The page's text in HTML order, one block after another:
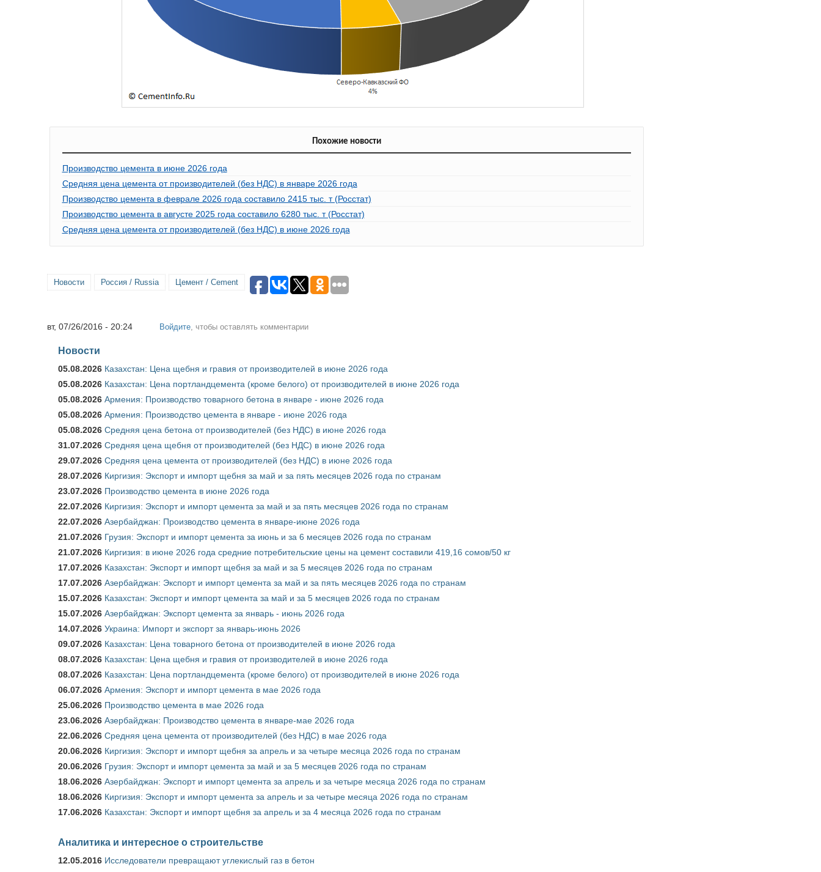
Похожие новости
Производство цемента в июне 2026 года
Средняя цена цемента от производителей (без НДС) в январе 2026 года
Производство цемента в феврале 2026 года составило 2415 тыс. т (Росстат)
Производство цемента в августе 2025 года составило 6280 тыс. т (Росстат)
Средняя цена цемента от производителей (без НДС) в июне 2026 года
Новости Россия / Russia Цемент / Cement
вт, 07/26/2016 - 20:24 Войдите , чтобы оставлять комментарии
Новости
05.08.2026 Казахстан: Цена щебня и гравия от производителей в июне 2026 года
05.08.2026 Казахстан: Цена портландцемента (кроме белого) от производителей в июне 2026 года
05.08.2026 Армения: Производство товарного бетона в январе - июне 2026 года
05.08.2026 Армения: Производство цемента в январе - июне 2026 года
05.08.2026 Средняя цена бетона от производителей (без НДС) в июне 2026 года
31.07.2026 Средняя цена щебня от производителей (без НДС) в июне 2026 года
29.07.2026 Средняя цена цемента от производителей (без НДС) в июне 2026 года
28.07.2026 Киргизия: Экспорт и импорт щебня за май и за пять месяцев 2026 года по странам
23.07.2026 Производство цемента в июне 2026 года
22.07.2026 Киргизия: Экспорт и импорт цемента за май и за пять месяцев 2026 года по странам
22.07.2026 Азербайджан: Производство цемента в январе-июне 2026 года
21.07.2026 Грузия: Экспорт и импорт цемента за июнь и за 6 месяцев 2026 года по странам
21.07.2026 Киргизия: в июне 2026 года средние потребительские цены на цемент составили 419,16 сомов/50 кг
17.07.2026 Казахстан: Экспорт и импорт щебня за май и за 5 месяцев 2026 года по странам
17.07.2026 Азербайджан: Экспорт и импорт цемента за май и за пять месяцев 2026 года по странам
15.07.2026 Казахстан: Экспорт и импорт цемента за май и за 5 месяцев 2026 года по странам
15.07.2026 Азербайджан: Экспорт цемента за январь - июнь 2026 года
14.07.2026 Украина: Импорт и экспорт за январь-июнь 2026
09.07.2026 Казахстан: Цена товарного бетона от производителей в июне 2026 года
08.07.2026 Казахстан: Цена щебня и гравия от производителей в июне 2026 года
08.07.2026 Казахстан: Цена портландцемента (кроме белого) от производителей в июне 2026 года
06.07.2026 Армения: Экспорт и импорт цемента в мае 2026 года
25.06.2026 Производство цемента в мае 2026 года
23.06.2026 Азербайджан: Производство цемента в январе-мае 2026 года
22.06.2026 Средняя цена цемента от производителей (без НДС) в мае 2026 года
20.06.2026 Киргизия: Экспорт и импорт щебня за апрель и за четыре месяца 2026 года по странам
20.06.2026 Грузия: Экспорт и импорт цемента за май и за 5 месяцев 2026 года по странам
18.06.2026 Азербайджан: Экспорт и импорт цемента за апрель и за четыре месяца 2026 года по странам
18.06.2026 Киргизия: Экспорт и импорт цемента за апрель и за четыре месяца 2026 года по странам
17.06.2026 Казахстан: Экспорт и импорт щебня за апрель и за 4 месяца 2026 года по странам
Аналитика и интересное о строительстве
12.05.2016 Исследователи превращают углекислый газ в бетон